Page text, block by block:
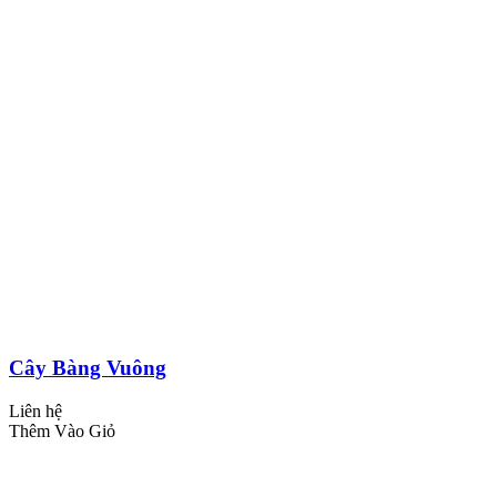
Cây Bàng Vuông
Liên hệ
Thêm Vào Giỏ